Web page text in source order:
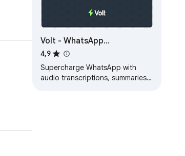
Volt - WhatsApp
Superpowers
4,9
Supercharge WhatsApp with
audio transcriptions, summaries,